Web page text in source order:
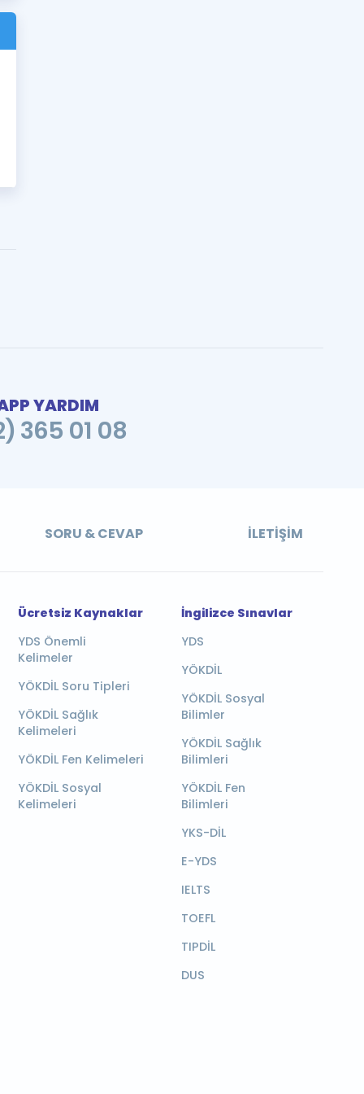
YARDIM
365 01 08
SORU & CEVAP İLETIŞIM
Ücretsiz Kaynaklar
YDS Önemli
Kelimeler
YÖKDİL Soru Tipleri
YÖKDİL Sağlık
Kelimeleri
YÖKDİL Fen Kelimeleri
YÖKDİL Sosyal
Kelimeleri
İngilizce Sınavlar
YDS
YÖKDİL
YÖKDİL Sosyal
Bilimler
YÖKDİL Sağlık
Bilimleri
YÖKDİL Fen
Bilimleri
YKS-DİL
E-YDS
IELTS
TOEFL
TIPDİL
DUS